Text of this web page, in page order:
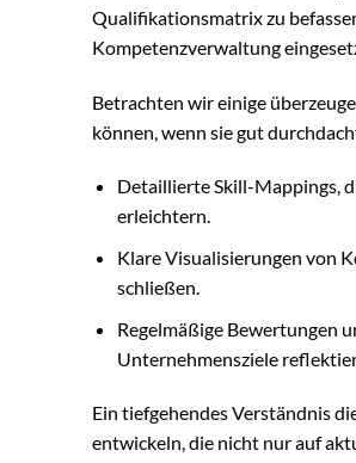
Qualifikationsmatrix zu
Kompetenzverwaltung
Betrachten wir einige
können, wenn sie gut
Detaillierte Skill-Mappings,
erleichtern.
Klare Visualisierungen von
schließen.
Regelmäßige Bewertungen
Unternehmensziele
Ein tiefgehendes Verständnis
entwickeln, die nicht nur auf